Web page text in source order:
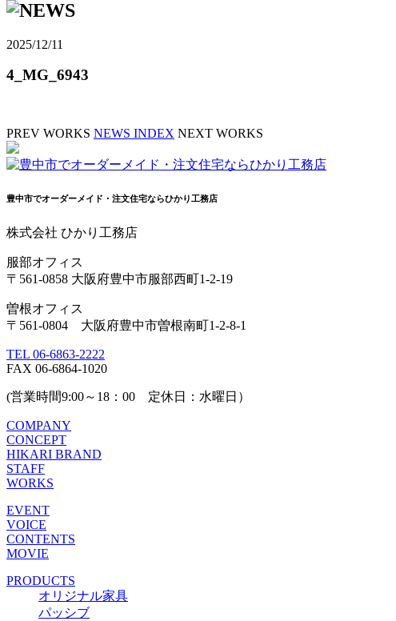
2025/12/11
4_MG_6943
PREV WORKS NEWS INDEX NEXT WORKS
豊中市でオーダーメイド・注文住宅ならひかり工務店
株式会社 ひかり工務店
服部オフィス
〒561-0858 大阪府豊中市服部西町1-2-19
曽根オフィス
〒561-0804 大阪府豊中市曽根南町1-2-8-1
TEL 06-6863-2222
FAX 06-6864-1020
(営業時間9:00～18：00 定休日：水曜日）
COMPANY
CONCEPT
HIKARI BRAND
STAFF
WORKS
EVENT
VOICE
CONTENTS
MOVIE
PRODUCTS
オリジナル家具
パッシブ